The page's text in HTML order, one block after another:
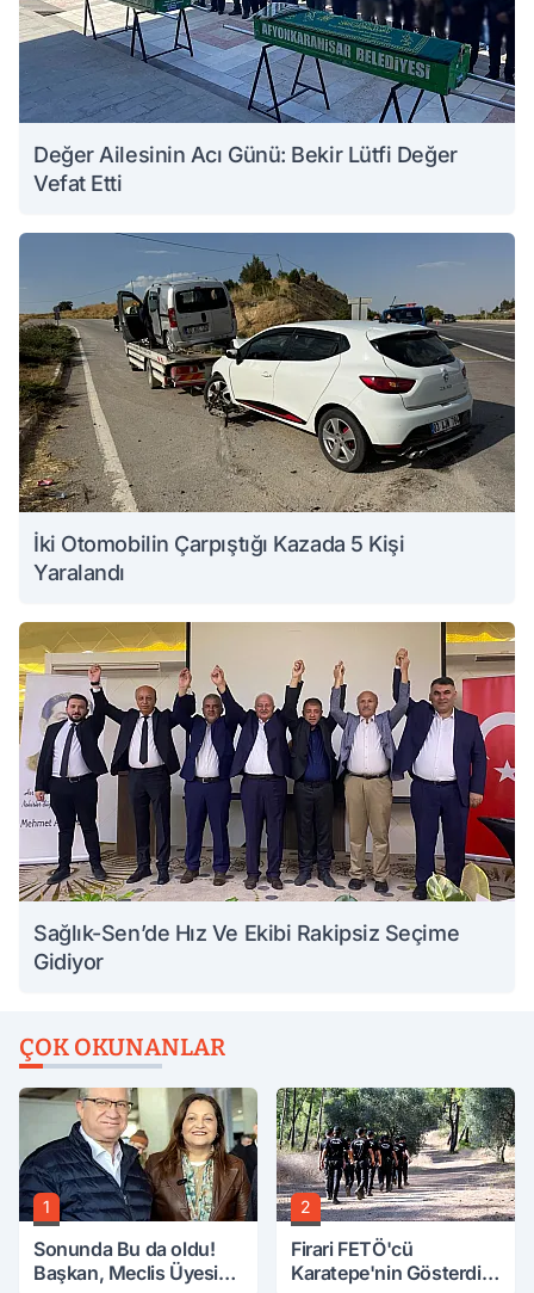
Değer Ailesinin Acı Günü: Bekir Lütfi Değer
Vefat Etti
İki Otomobilin Çarpıştığı Kazada 5 Kişi
Yaralandı
Sağlık-Sen’de Hız Ve Ekibi Rakipsiz Seçime
Gidiyor
ÇOK OKUNANLAR
1
Sonunda Bu da oldu!
Başkan, Meclis Üyesini
2
Firari FETÖ'cü
Karatepe'nin Gösterdiği